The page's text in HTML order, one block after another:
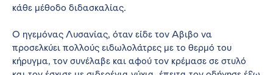
κάθε μέθοδο διδασκαλίας.
Ο ηγεμόνας Λυσανίας, όταν είδε τον Άβιβο να
προσελκύει πολλούς ειδωλολάτρες με το θερμό του
κήρυγμα, τον συνέλαβε και αφού τον κρέμασε σε στυλό